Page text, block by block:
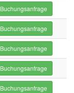
Buchungsanfrage
Buchungsanfrage
Buchungsanfrage
Buchungsanfrage
Buchungsanfrage